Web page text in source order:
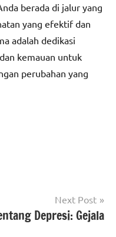
berada di jalur yang
yang efektif dan
adalah dedikasi
kemauan untuk
perubahan yang
Next Post
Depresi: Gejala